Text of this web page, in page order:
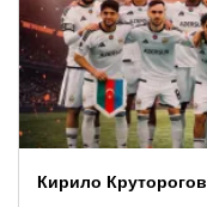
Кирило Круторогов